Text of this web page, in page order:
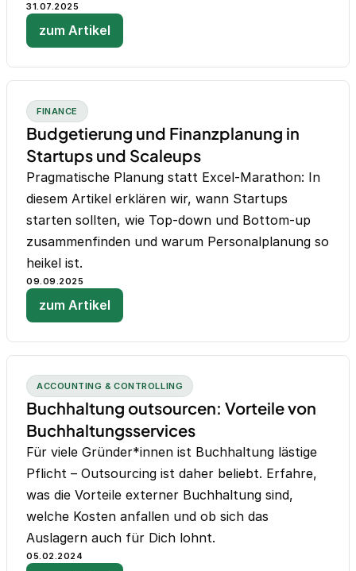
31.07.2025
zum Artikel
FINANCE
Budgetierung und Finanzplanung in
Startups und Scaleups
Pragmatische Planung statt Excel-Marathon: In
diesem Artikel erklären wir, wann Startups
starten sollten, wie Top-down und Bottom-up
zusammenfinden und warum Personalplanung so
heikel ist.
09.09.2025
zum Artikel
ACCOUNTING & CONTROLLING
Buchhaltung outsourcen: Vorteile von
Buchhaltungsservices
Für viele Gründer*innen ist Buchhaltung lästige
Pflicht – Outsourcing ist daher beliebt. Erfahre,
was die Vorteile externer Buchhaltung sind,
welche Kosten anfallen und ob sich das
Auslagern auch für Dich lohnt.
05.02.2024